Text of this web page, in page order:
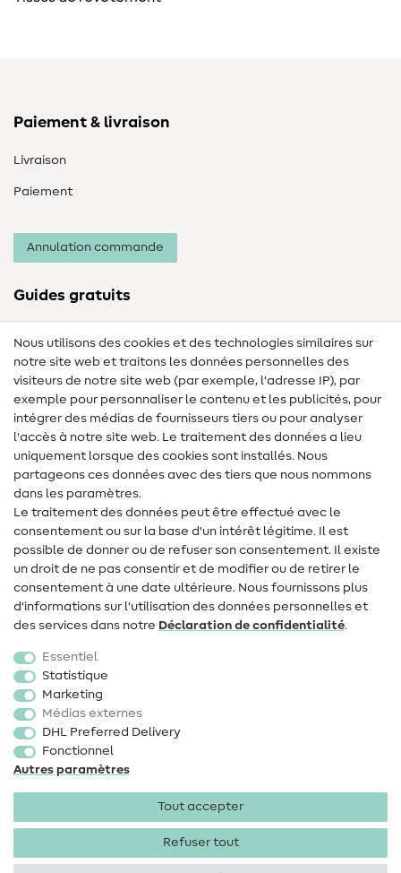
Paiement & livraison
Livraison
Paiement
Annulation commande
Guides gratuits
Lexique de couture
Tutos de couture
Aide & contact
Contact
Changement de propriétaire
FAQ
Droit de rétractation
Populaire
Accessoires de couture
Promotions
Nous utilisons des cookies et des technologies similaires sur
notre site web et traitons les données personnelles des
visiteurs de notre site web (par exemple, l'adresse IP), par
exemple pour personnaliser le contenu et les publicités, pour
intégrer des médias de fournisseurs tiers ou pour analyser
l'accès à notre site web. Le traitement des données a lieu
uniquement lorsque des cookies sont installés. Nous
partageons ces données avec des tiers que nous nommons
dans les paramètres.
Le traitement des données peut être effectué avec le
consentement ou sur la base d'un intérêt légitime. Il est
possible de donner ou de refuser son consentement. Il existe
un droit de ne pas consentir et de modifier ou de retirer le
consentement à une date ultérieure. Nous fournissons plus
d'informations sur l'utilisation des données personnelles et
des services dans notre Déclaration de confidentialité.
Essentiel
Statistique
Marketing
Médias externes
DHL Preferred Delivery
Fonctionnel
Autres paramètres
Tout accepter
Refuser tout
Mentions légales Protection des données CGV
Droit